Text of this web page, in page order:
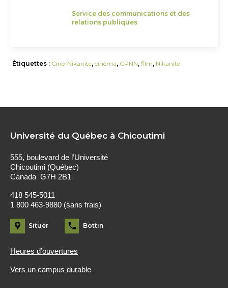
Service des communications et des
relations publiques
Étiquettes : Ciné-Nikanite,cinéma, CPNN,film, Nikanite
Université du Québec à Chicoutimi
555, boulevard de l’Université
Chicoutimi (Québec)
Canada G7H 2B1
418 545-5011
1 800 463-9880 (sans frais)
Situer Bottin
Heures d’ouvertures
Vers un campus durable